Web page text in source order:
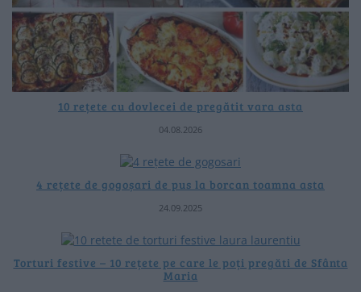
10 rețete cu dovlecei de pregătit vara asta
04.08.2026
4 rețete de gogoșari de pus la borcan toamna asta
24.09.2025
Torturi festive – 10 rețete pe care le poți pregăti de Sfânta
Maria